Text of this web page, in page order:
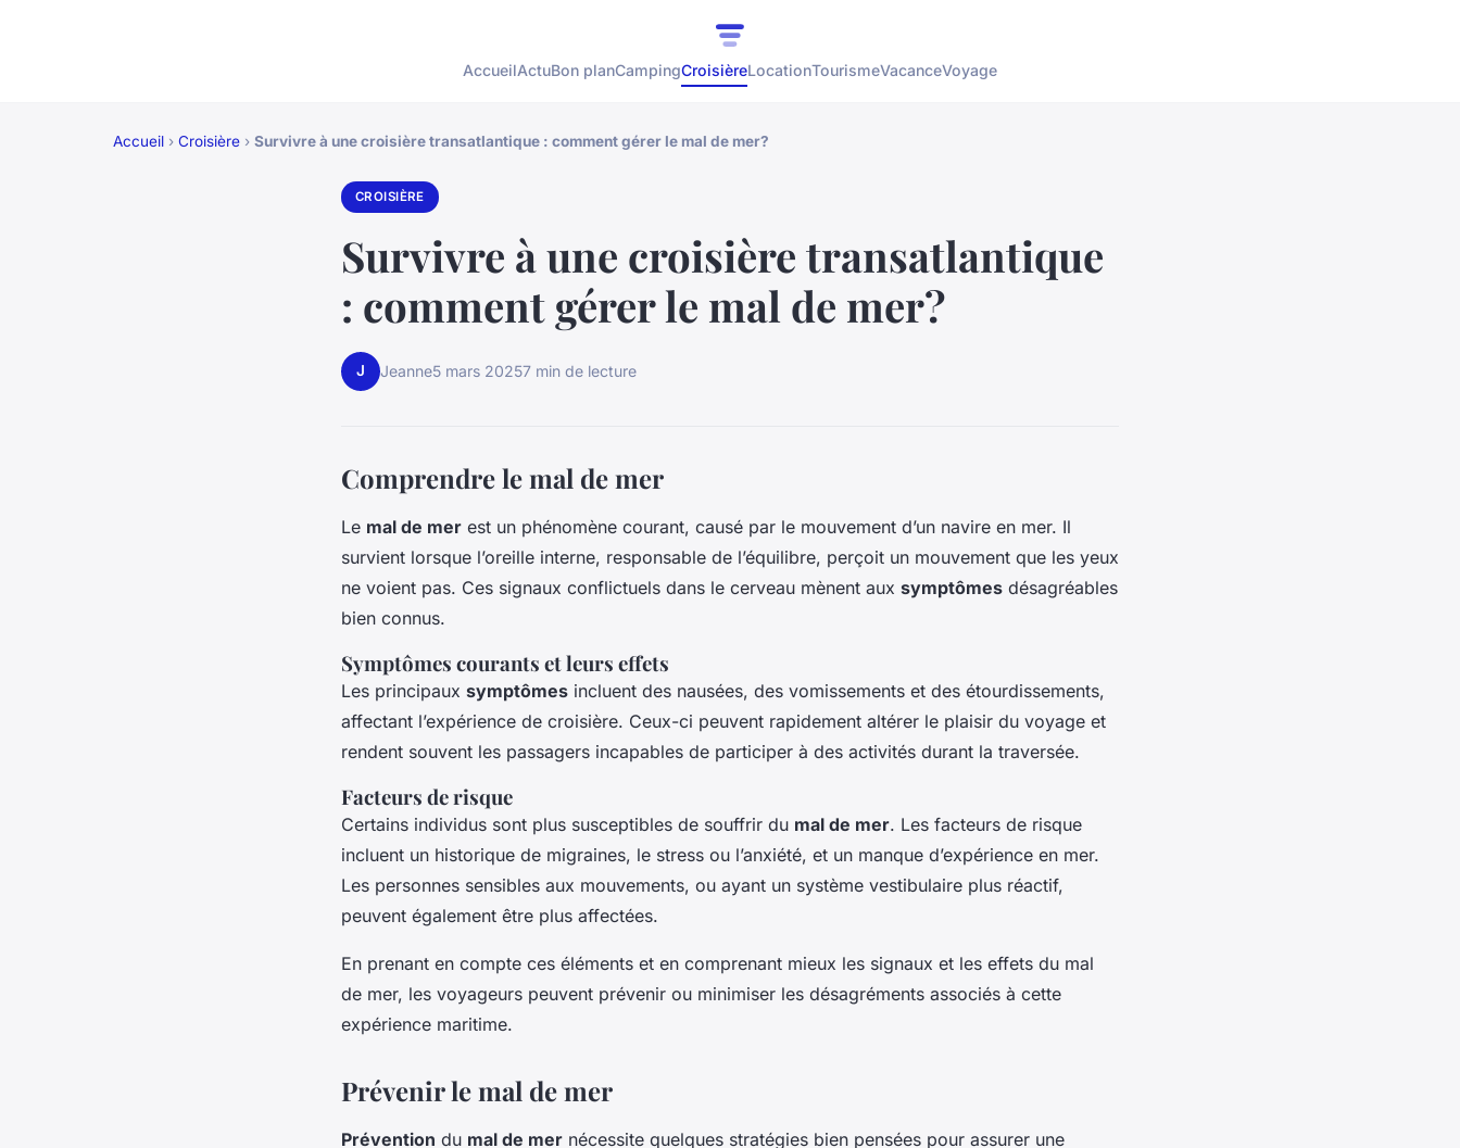
AccueilActuBon planCampingCroisièreLocationTourismeVacanceVoyage
Accueil › Croisière › Survivre à une croisière transatlantique : comment gérer le mal de mer?
CROISIÈRE
Survivre à une croisière transatlantique
: comment gérer le mal de mer?
J Jeanne5 mars 20257 min de lecture
Comprendre le mal de mer
Le mal de mer est un phénomène courant, causé par le mouvement d’un navire en mer. Il
survient lorsque l’oreille interne, responsable de l’équilibre, perçoit un mouvement que les yeux
ne voient pas. Ces signaux conflictuels dans le cerveau mènent aux symptômes désagréables
bien connus.
Symptômes courants et leurs effets
Les principaux symptômes incluent des nausées, des vomissements et des étourdissements,
affectant l’expérience de croisière. Ceux-ci peuvent rapidement altérer le plaisir du voyage et
rendent souvent les passagers incapables de participer à des activités durant la traversée.
Facteurs de risque
Certains individus sont plus susceptibles de souffrir du mal de mer. Les facteurs de risque
incluent un historique de migraines, le stress ou l’anxiété, et un manque d’expérience en mer.
Les personnes sensibles aux mouvements, ou ayant un système vestibulaire plus réactif,
peuvent également être plus affectées.
En prenant en compte ces éléments et en comprenant mieux les signaux et les effets du mal
de mer, les voyageurs peuvent prévenir ou minimiser les désagréments associés à cette
expérience maritime.
Prévenir le mal de mer
Prévention du mal de mer nécessite quelques stratégies bien pensées pour assurer une